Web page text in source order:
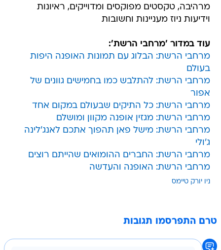
מרהיבה, טקסטים מפוקסים ומדוייקים, ראיונות
וידיעות ניוז מעניינות וחשובות
עוד במדור 'מרחבי הרשת':
מרחבי הרשת: הבלוג עם תמונות האופנה היפות
בעולם
מרחבי הרשת: להתלבש כמו בחמישים גוונים של
אפור
מרחבי הרשת: כל התיקים שבעולם במקום אחד
מרחבי הרשת: מגזין אופנה מקוון ומושלם
מרחבי הרשת: מישל פאן תהפוך אתכם לאנג'לינה
ג'ולי
מרחבי הרשת: החברים ההומואים שהייתם רוצים
מרחבי הרשת: האופנה והעדשה
ניו יורק טיימס
טרם התפרסמו תגובות